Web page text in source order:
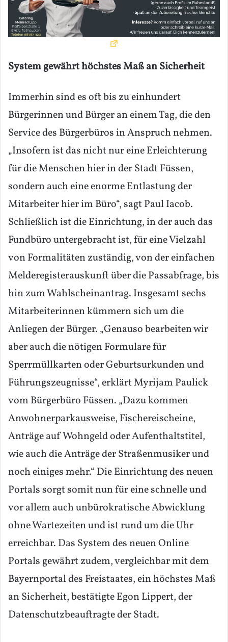
System gewährt höchstes Maß an Sicherheit
Immerhin sind es oft bis zu einhundert
Bürgerinnen und Bürger an einem Tag, die den
Service des Bürgerbüros in Anspruch nehmen.
„Insofern ist das nicht nur eine Erleichterung
für die Menschen hier in der Stadt Füssen,
sondern auch eine enorme Entlastung der
Mitarbeiter hier im Büro“, sagt Paul Iacob.
Schließlich ist die Einrichtung, in der auch das
Fundbüro untergebracht ist, für eine Vielzahl
von Formalitäten zuständig, von der einfachen
Melderegisterauskunft über die Passabfrage, bis
hin zum Wahlscheinantrag. Insgesamt sechs
Mitarbeiterinnen kümmern sich um die
Anliegen der Bürger. „Genauso bearbeiten wir
aber auch die nötigen Formulare für
Sperrmüllkarten oder Geburtsurkunden und
Führungszeugnisse“, erklärt Myrijam Paulick
vom Bürgerbüro Füssen. „Dazu kommen
Anwohnerparkausweise, Fischereischeine,
Anträge auf Wohngeld oder Aufenthaltstitel,
wie auch die Anträge der Straßenmusiker und
noch einiges mehr.“ Die Einrichtung des neuen
Portals sorgt somit nun für eine schnelle und
vor allem auch unbürokratische Abwicklung
ohne Wartezeiten und ist rund um die Uhr
erreichbar. Das System des neuen Online
Portals gewährt zudem, vergleichbar mit dem
Bayernportal des Freistaates, ein höchstes Maß
an Sicherheit, bestätigte Egon Lippert, der
Datenschutzbeauftragte der Stadt.